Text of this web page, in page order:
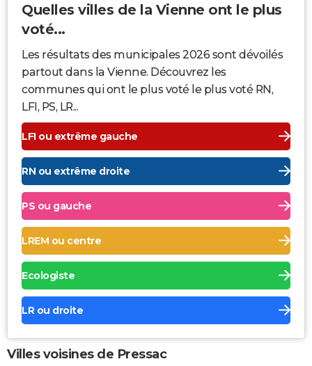
Quelles villes de la Vienne ont le plus
voté...
Les résultats des municipales 2026 sont dévoilés
partout dans la Vienne. Découvrez les
communes qui ont le plus voté le plus voté RN,
LFI, PS, LR...
LFI ou extrême gauche
RN ou extrême droite
PS ou gauche
LREM ou centre
Ecologiste
LR ou droite
Villes voisines de Pressac